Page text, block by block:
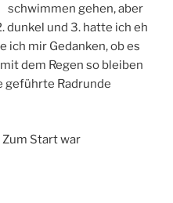
schwimmen gehen, aber
dunkel und 3. hatte ich eh
ich mir Gedanken, ob es
dem Regen so bleiben
geführte Radrunde
Zum Start war